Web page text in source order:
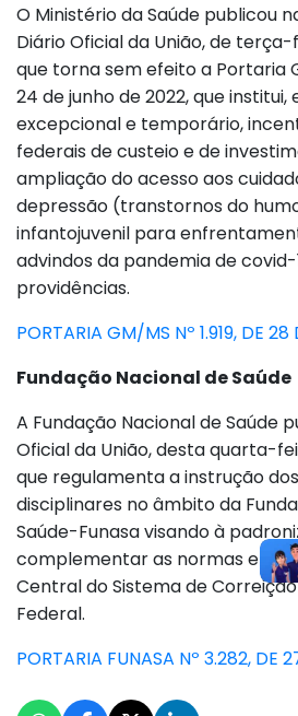
O Ministério da Saúde publicou
Diário Oficial da União, de
que torna sem efeito a Portaria
24 de junho de 2022, que
excepcional e temporário,
federais de custeio e de
ampliação do acesso aos
depressão (transtornos do
infantojuvenil para
advindos da pandemia de covid-
providências.
PORTARIA GM/MS Nº 1.919, DE
Fundação Nacional de Saúde
A Fundação Nacional de Saúde
Oficial da União, desta quarta-
que regulamenta a instrução
disciplinares no âmbito da
Saúde-Funasa visando à
complementar as normas e
Central do Sistema de
Federal.
PORTARIA FUNASA Nº 3.282, DE